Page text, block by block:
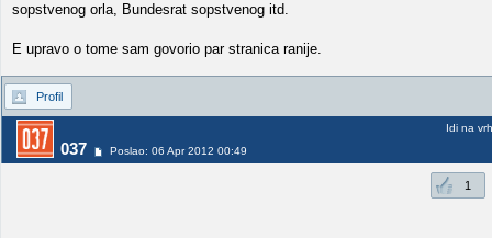
sopstvenog orla, Bundesrat sopstvenog itd.
E upravo o tome sam govorio par stranica ranije.
Profil
037 Poslao: 06 Apr 2012 00:49
Idi na vrh
1